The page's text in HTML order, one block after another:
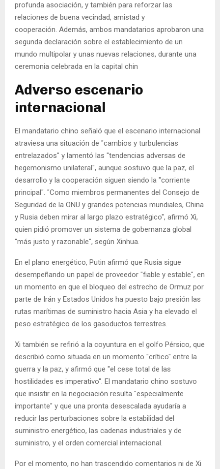
profunda asociación, y también para reforzar las
relaciones de buena vecindad, amistad y
cooperación. Además, ambos mandatarios aprobaron una
segunda declaración sobre el establecimiento de un
mundo multipolar y unas nuevas relaciones, durante una
ceremonia celebrada en la capital chin
Adverso escenario
internacional
El mandatario chino señaló que el escenario internacional
atraviesa una situación de "cambios y turbulencias
entrelazados" y lamentó las "tendencias adversas de
hegemonismo unilateral", aunque sostuvo que la paz, el
desarrollo y la cooperación siguen siendo la "corriente
principal". "Como miembros permanentes del Consejo de
Seguridad de la ONU y grandes potencias mundiales, China
y Rusia deben mirar al largo plazo estratégico", afirmó Xi,
quien pidió promover un sistema de gobernanza global
"más justo y razonable", según Xinhua.
En el plano energético, Putin afirmó que Rusia sigue
desempeñando un papel de proveedor "fiable y estable", en
un momento en que el bloqueo del estrecho de Ormuz por
parte de Irán y Estados Unidos ha puesto bajo presión las
rutas marítimas de suministro hacia Asia y ha elevado el
peso estratégico de los gasoductos terrestres.
Xi también se refirió a la coyuntura en el golfo Pérsico, que
describió como situada en un momento "crítico" entre la
guerra y la paz, y afirmó que "el cese total de las
hostilidades es imperativo". El mandatario chino sostuvo
que insistir en la negociación resulta "especialmente
importante" y que una pronta desescalada ayudaría a
reducir las perturbaciones sobre la estabilidad del
suministro energético, las cadenas industriales y de
suministro, y el orden comercial internacional.
Por el momento, no han trascendido comentarios ni de Xi